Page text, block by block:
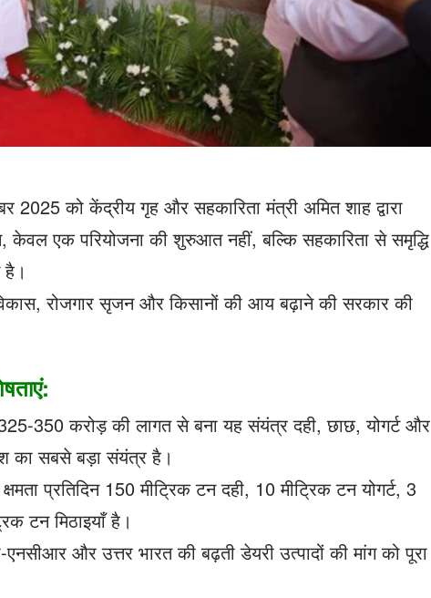
2025 को केंद्रीय गृह और सहकारिता मंत्री अमित शाह द्वारा
केवल एक परियोजना की शुरुआत नहीं, बल्कि सहकारिता से समृद्धि
है।
रोजगार सृजन और किसानों की आय बढ़ाने की सरकार की
350 करोड़ की लागत से बना यह संयंत्र दही, छाछ, योगर्ट और
का सबसे बड़ा संयंत्र है।
प्रतिदिन 150 मीट्रिक टन दही, 10 मीट्रिक टन योगर्ट, 3
टन मिठाइयाँ है।
एनसीआर और उत्तर भारत की बढ़ती डेयरी उत्पादों की मांग को पूरा